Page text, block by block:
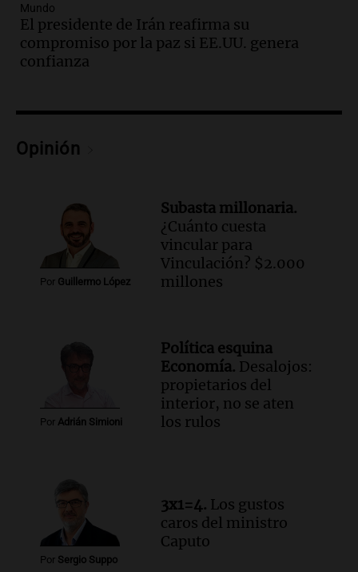
Episodios
Audio.Una nutricionista derribó el mito
del desayuno ideal: qué alimentos
conviene priorizar
Audio.Mateo, a los 25 años, lucha
contra el tiempo: necesita un trasplante
para poder seguir viviend
Una mañana para todos
de julio será menor al 2,9% registrado
en CABA
Una mañana para todos
Audio.Altas Cumbres: rescataron a una
Episodios
Audio.
Chile planteó mejorar la
conectividad fronteriza, aérea y digital
con Jujuy
Panorama Federal
Mundo
El presidente de Irán reafirma su
compromiso por la paz si EE.UU. genera
confianza
Opinión
Por Guillermo López
Subasta millonaria.
¿Cuánto cuesta
vincular para
Vinculación? $2.000
millones
Por Adrián Simioni
Política esquina
Economía. Desalojos:
propietarios del
interior, no se aten
los rulos
Por Sergio Suppo
3x1=4. Los gustos
caros del ministro
Caputo